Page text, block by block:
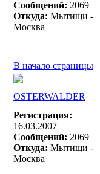
Сообщений: 2069
Откуда: Мытищи -
Москва
В начало страницы
OSTERWALDER
Регистрация:
16.03.2007
Сообщений: 2069
Откуда: Мытищи -
Москва